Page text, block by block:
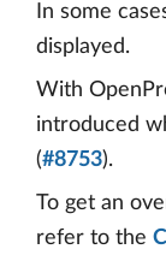
In some
displayed.
With
introduced
(#8753).
To get an
refer to the